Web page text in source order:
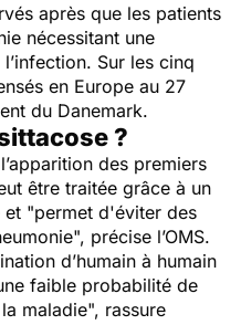
après que les patients
nécessitant une
Sur les cinq
en Europe au 27
du Danemark.
?
des premiers
être traitée grâce à un
et "permet d'éviter des
", précise l’OMS.
d’humain à humain
faible probabilité de
maladie", rassure